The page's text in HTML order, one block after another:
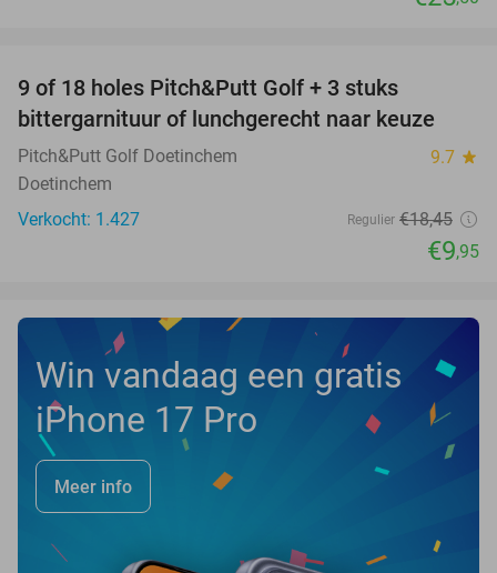
9 of 18 holes Pitch&Putt Golf + 3 stuks
bittergarnituur of lunchgerecht naar keuze
Pitch&Putt Golf Doetinchem 9.7 star
Doetinchem
Verkocht: 1.427
Regulier €18,45
€9,95
Win vandaag een gratis
iPhone 17 Pro
Meer info